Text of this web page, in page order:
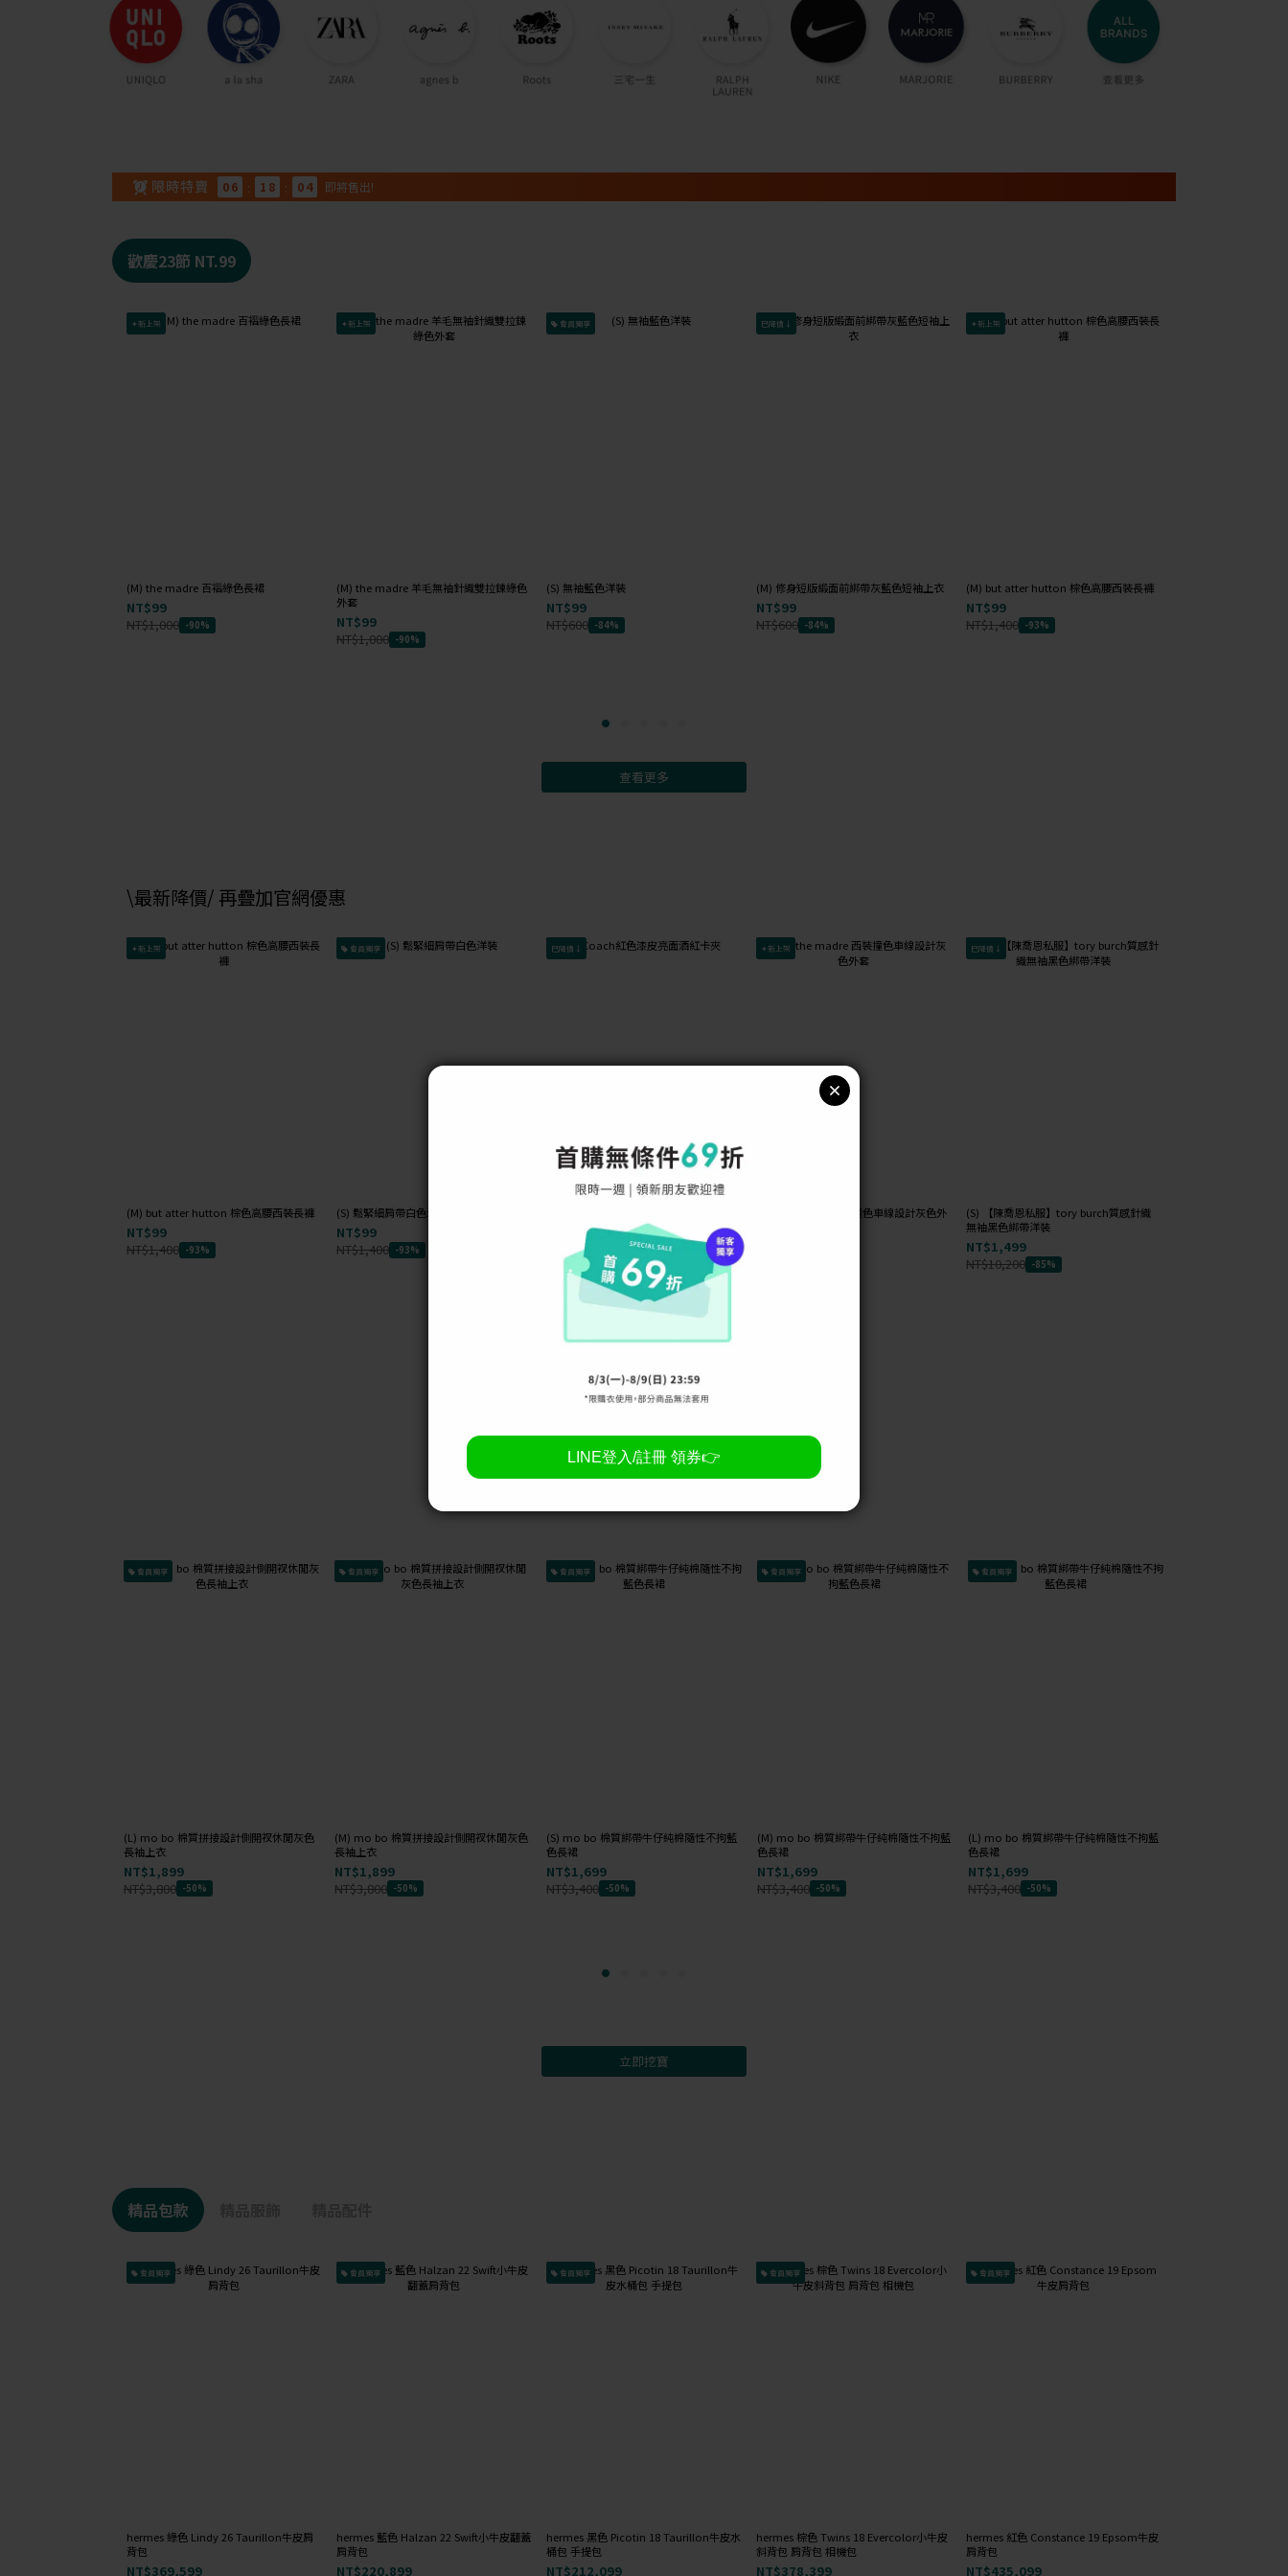
06 : 1 8 : 03 即將售出!
歡慶23節 NT.99
✦新上架
(M) the madre 百褶綠色長裙
NT$99
NT$1,000 -90%
✦新上架
(M) the madre 羊毛無袖針織雙拉鍊綠色
外套
NT$99
NT$1,000 -90%
會員獨享
(S) 無袖藍色洋裝
NT$99
NT$600 -84%
已降價↓
(M) 修身短版緞面前綁帶灰藍色短袖上衣
NT$99
NT$600 -84%
✦新上架
(M) but atter hutton 棕色高腰西裝長褲
NT$99
NT$1,400 -93%
查看更多
\最新降價/ 再疊加官網優惠
✦新上架
(M) but atter hutton 棕色高腰西裝長褲
NT$99
NT$1,400 -93%
會員獨享
(S) 鬆緊細肩帶白色洋裝
NT$99
NT$1,400 -93%
已降價↓
NT$299
NT$2,200
-86%
✦新上架
(M) the madre 西裝撞色車線設計灰色外
已降價↓
(S) 【陳喬恩私服】tory burch質感針織
無袖黑色綁帶洋裝
NT$1,499
NT$10,200 -85%
查看更多
會員獨享
(L) mo bo 棉質拼接設計側開衩休閒灰色
長袖上衣
NT$1,899
NT$3,800 -50%
會員獨享
(M) mo bo 棉質拼接設計側開衩休閒灰色
長袖上衣
NT$1,899
NT$3,800 -50%
會員獨享
(S) mo bo 棉質綁帶牛仔純棉隨性不拘藍
色長裙
NT$1,699
NT$3,400 -50%
會員獨享
(M) mo bo 棉質綁帶牛仔純棉隨性不拘藍
色長裙
NT$1,699
NT$3,400 -50%
會員獨享
(L) mo bo 棉質綁帶牛仔純棉隨性不拘藍
色長裙
NT$1,699
NT$3,400 -50%
立即挖寶
精品包款
會員獨享
hermes 綠色 Lindy 26 Taurillon牛皮肩
背包
NT$369,599
會員獨享
hermes 藍色 Halzan 22 Swift小牛皮翻蓋
肩背包
NT$220,899
會員獨享
hermes 黑色 Picotin 18 Taurillon牛皮水
桶包 手提包
NT$212,099
會員獨享
hermes 棕色 Twins 18 Evercolor小牛皮
斜背包 肩背包 相機包
NT$378,399
會員獨享
hermes 紅色 Constance 19 Epsom牛皮
肩背包
NT$435,099